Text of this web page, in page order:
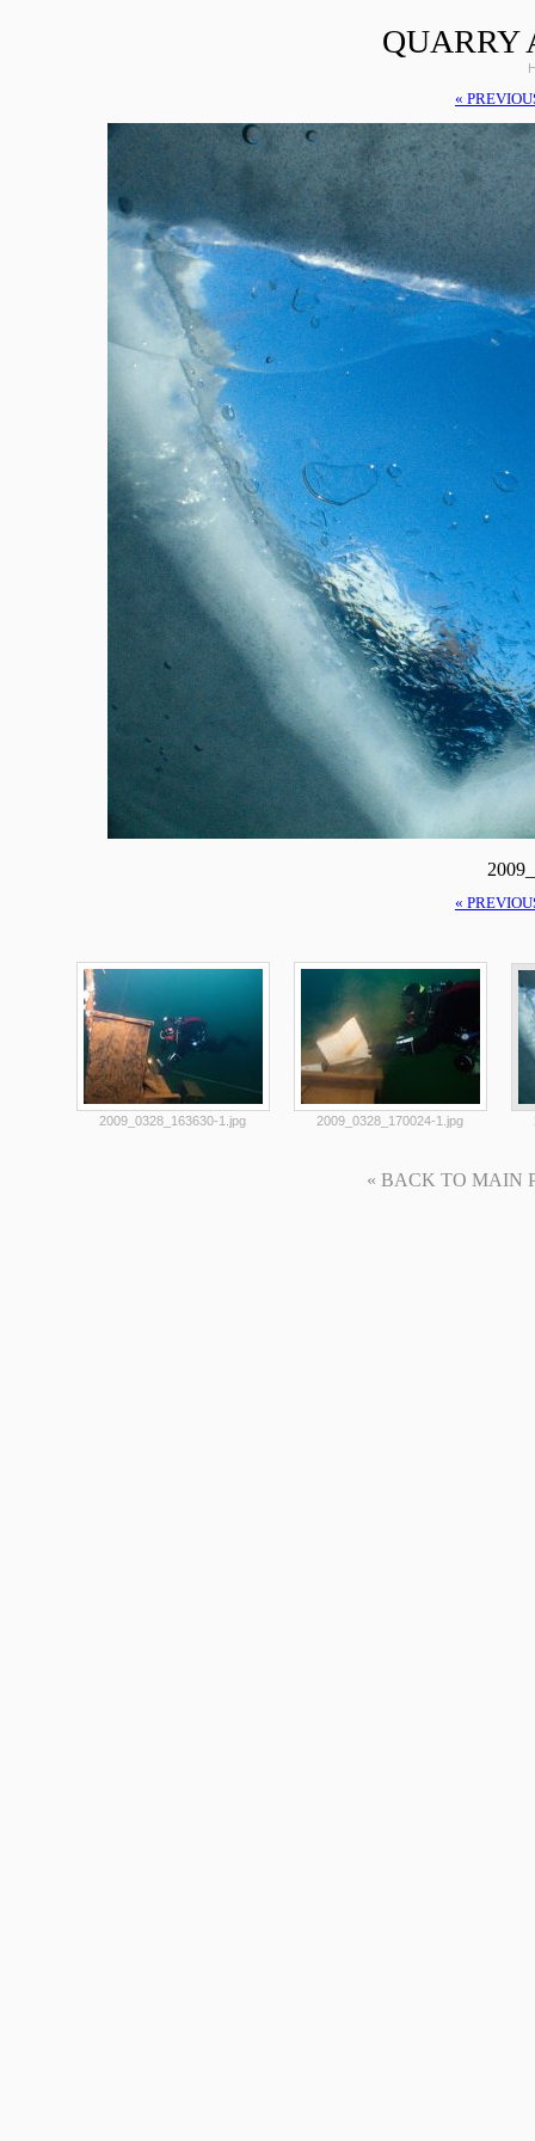
QUARRY
«
«
2009_0328_163630-1.jpg 2009_0328_170024-1.jpg
« BACK TO MAIN